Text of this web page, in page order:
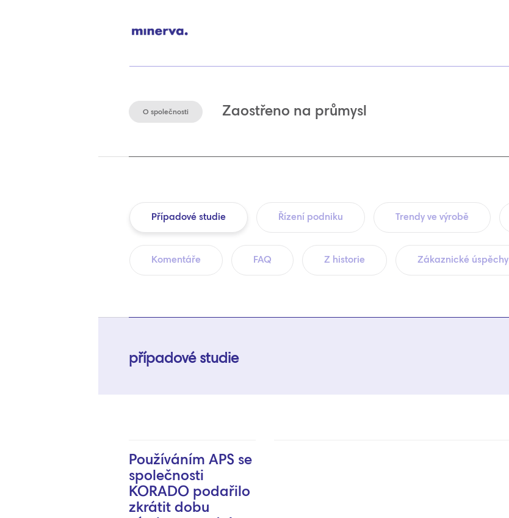
O společnosti Zaostřeno na průmysl
Případové studie Řízení podniku Trendy ve výrobě
Komentáře FAQ Z historie Zákaznické úspěchy
případové studie
Používáním APS se
společnosti
KORADO podařilo
zkrátit dobu